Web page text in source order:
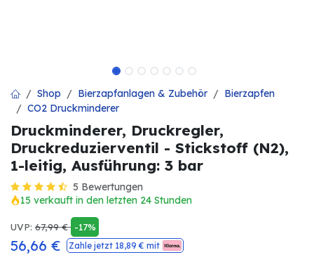
Shop Bierzapfanlagen & Zubehör
Bierzapfen
CO2 Druckminderer
Druckminderer, Druckregler,
Druckreduzierventil - Stickstoff (N2),
1-leitig, Ausführung: 3 bar
5 Bewertungen
15 verkauft in den letzten 24 Stunden
UVP: 67,99€ -17%
56,66 € Zahle jetzt 18,89 € mit